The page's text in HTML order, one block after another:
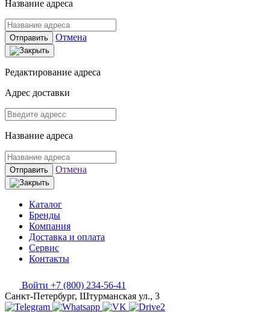
Название адреса
Отправить Отмена
Редактирование адреса
Адрес доставки
Название адреса
Отправить Отмена
Каталог
Бренды
Компания
Доставка и оплата
Сервис
Контакты
Войти +7 (800) 234-56-41
Санкт-Петербург, Штурманская ул., 3